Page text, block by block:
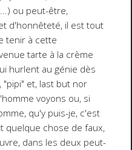
ou peut-être,
d'honnêteté, il est tout
tenir à cette
tarte à la crème
hurlent au génie dès
"pipi" et, last but nor
voyons ou, si
qu'y puis-je, c'est
quelque chose de faux,
dans les deux peut-